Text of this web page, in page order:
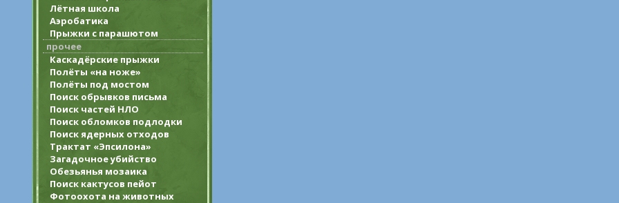
Лётная школа
Аэробатика
Прыжки с парашютом
прочее
Каскадёрские прыжки
Полёты «на ноже»
Полёты под мостом
Поиск обрывков письма
Поиск частей НЛО
Поиск обломков подлодки
Поиск ядерных отходов
Трактат «Эпсилона»
Загадочное убийство
Обезьянья мозаика
Поиск кактусов пейот
Фотоохота на животных